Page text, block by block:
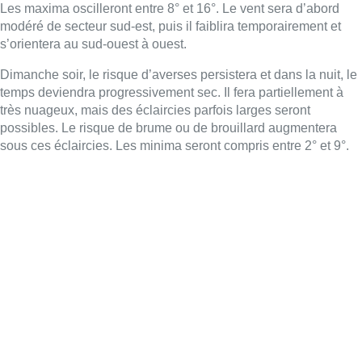
Les maxima oscilleront entre 8° et 16°. Le vent sera d’abord
modéré de secteur sud-est, puis il faiblira temporairement et
s’orientera au sud-ouest à ouest.
Dimanche soir, le risque d’averses persistera et dans la nuit, le
temps deviendra progressivement sec. Il fera partiellement à
très nuageux, mais des éclaircies parfois larges seront
possibles. Le risque de brume ou de brouillard augmentera
sous ces éclaircies. Les minima seront compris entre 2° et 9°.